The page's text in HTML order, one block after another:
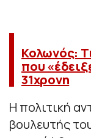
Κολωνός:
που
31χρονη
Η πολιτική
βουλευτής